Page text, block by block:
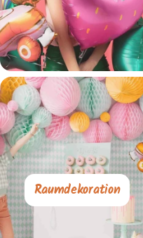
Raumdekoration